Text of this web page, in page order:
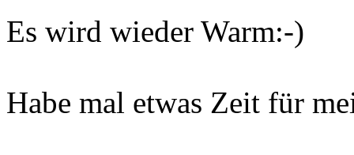
Es wird wieder Warm:-)
Habe mal etwas Zeit für